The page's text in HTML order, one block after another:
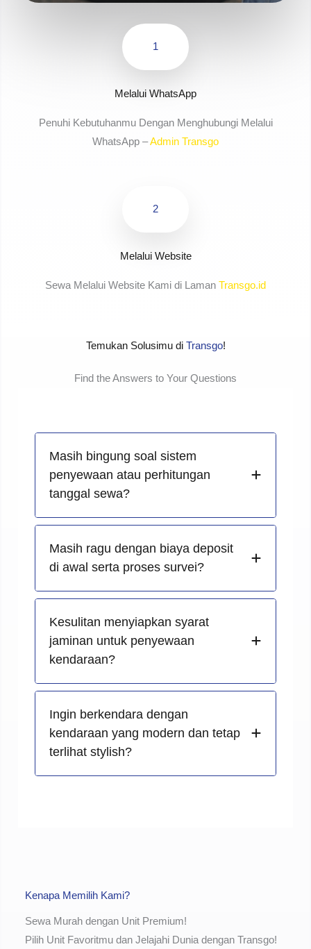
1
Melalui WhatsApp
Penuhi Kebutuhanmu Dengan Menghubungi Melalui
WhatsApp –Admin Transgo
2
Melalui Website
Sewa Melalui Website Kami di Laman Transgo.id
Temukan Solusimu di Transgo!
Find the Answers to Your Questions
Masih bingung soal sistem
penyewaan atau perhitungan
tanggal sewa?
Masih ragu dengan biaya deposit
di awal serta proses survei?
Kesulitan menyiapkan syarat
jaminan untuk penyewaan
kendaraan?
Ingin berkendara dengan
kendaraan yang modern dan tetap
terlihat stylish?
Kenapa Memilih Kami?
Sewa Murah dengan Unit Premium!
Pilih Unit Favoritmu dan Jelajahi Dunia dengan Transgo!